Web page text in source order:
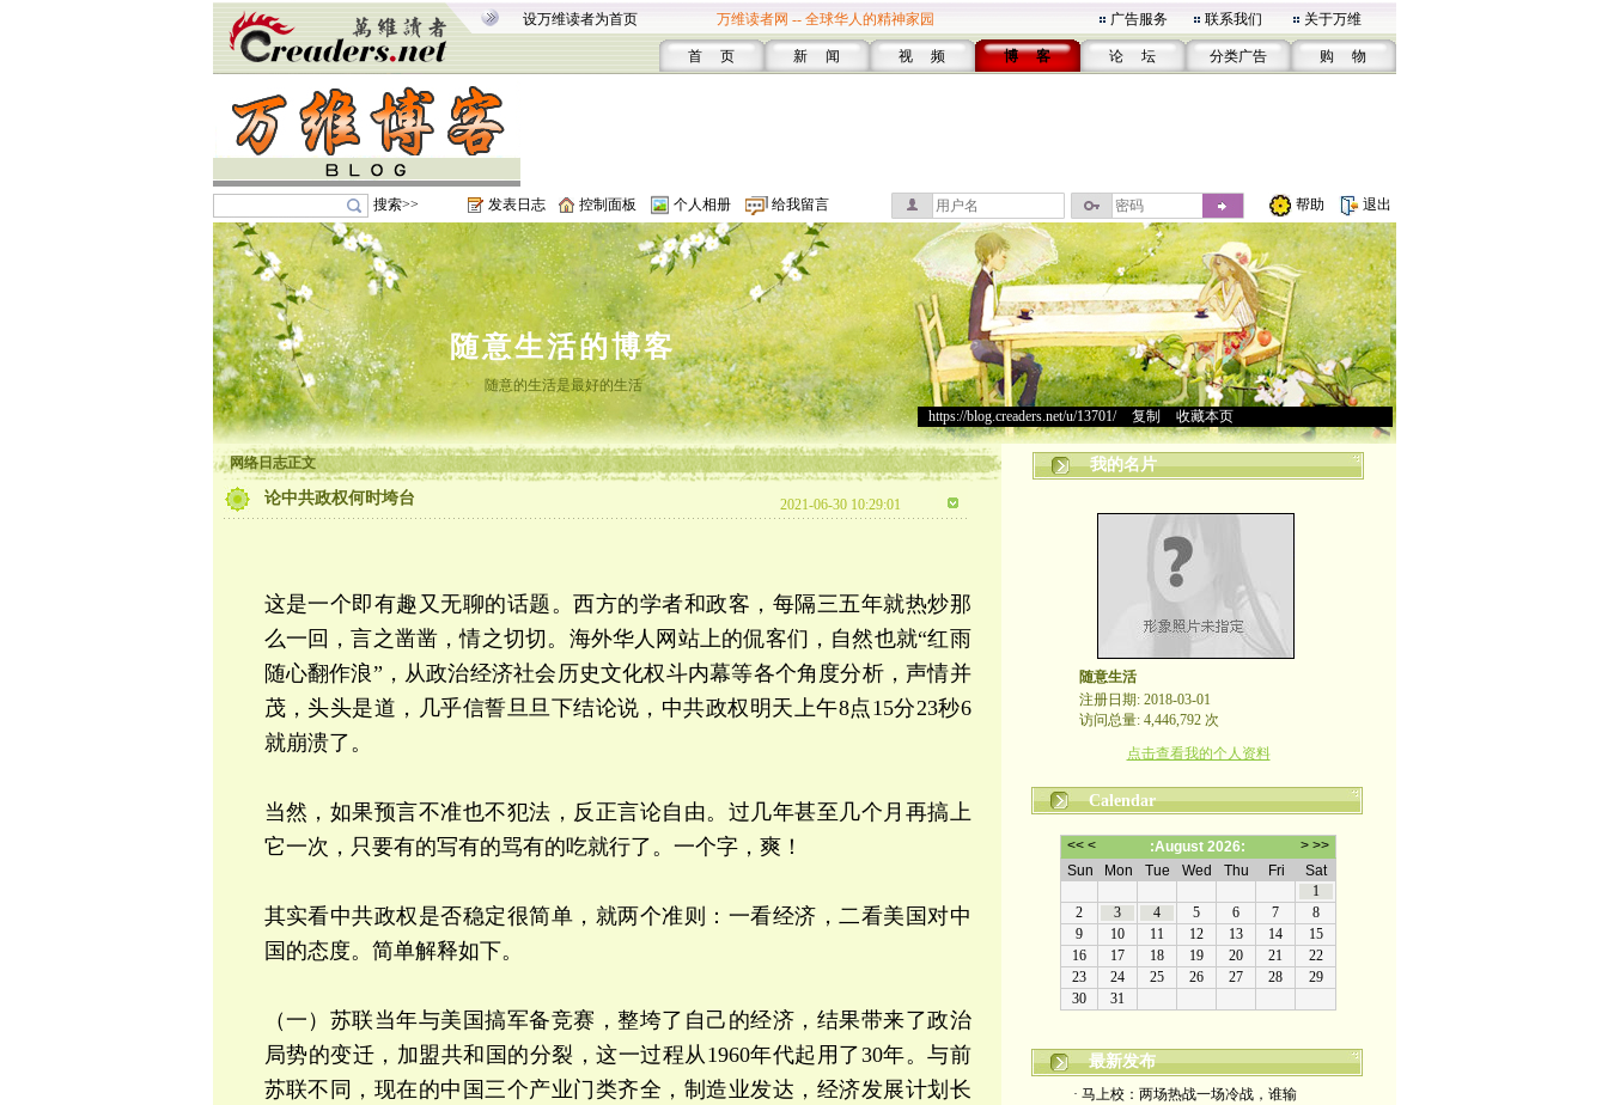
设万维读者为首页 万维读者网 -- 全球华人的精神家园 广告服务 联系我们 关于万维
首 页 新 闻 视 频 博 客 论 坛 分类广告 购 物
搜索>> 发表日志 控制面板 个人相册 给我留言 帮助 退出
随意生活的博客
随意的生活是最好的生活
https://blog.creaders.net/u/13701/> 复制 收藏本页
网络日志正文
论中共政权何时垮台 2021-06-30 10:29:01
这是一个即有趣又无聊的话题。西方的学者和政客，每隔三五年就热炒那
么一回，言之凿凿，情之切切。海外华人网站上的侃客们，自然也就“红雨
随心翻作浪”，从政治经济社会历史文化权斗内幕等各个角度分析，声情并
茂，头头是道，几乎信誓旦旦下结论说，中共政权明天上午8点15分23秒6
就崩溃了。
当然，如果预言不准也不犯法，反正言论自由。过几年甚至几个月再搞上
它一次，只要有的写有的骂有的吃就行了。一个字，爽！
其实看中共政权是否稳定很简单，就两个准则：一看经济，二看美国对中
国的态度。简单解释如下。
（一）苏联当年与美国搞军备竞赛，整垮了自己的经济，结果带来了政治
局势的变迁，加盟共和国的分裂，这一过程从1960年代起用了30年。与前
苏联不同，现在的中国三个产业门类齐全，制造业发达，经济发展计划长
我的名片
随意生活
注册日期: 2018-03-01
访问总量: 4,446,792 次
点击查看我的个人资料
Calendar
最新发布
· 马上校：两场热战一场冷战，谁输